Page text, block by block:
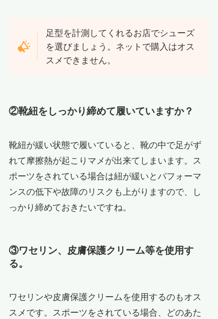
足型を計測してくれるお店でシューズ
を選びましょう。ネットで購入はオス
スメできません。
②靴紐をしっかり締めて履いていますか？
靴紐が緩い状態で履いていると、靴の中で足がず
れて摩擦熱が起こりマメが出来てしまいます。ス
ポーツをされている場合は紐が緩いとパフォーマ
ンスの低下や故障のリスクも上がりますので、し
っかり締めておきたいですね。
③ワセリン、皮膚保護クリーム等を使用す
る。
ワセリンや皮膚保護クリームを使用するのもオス
スメです。スポーツをされている場合、どのあた